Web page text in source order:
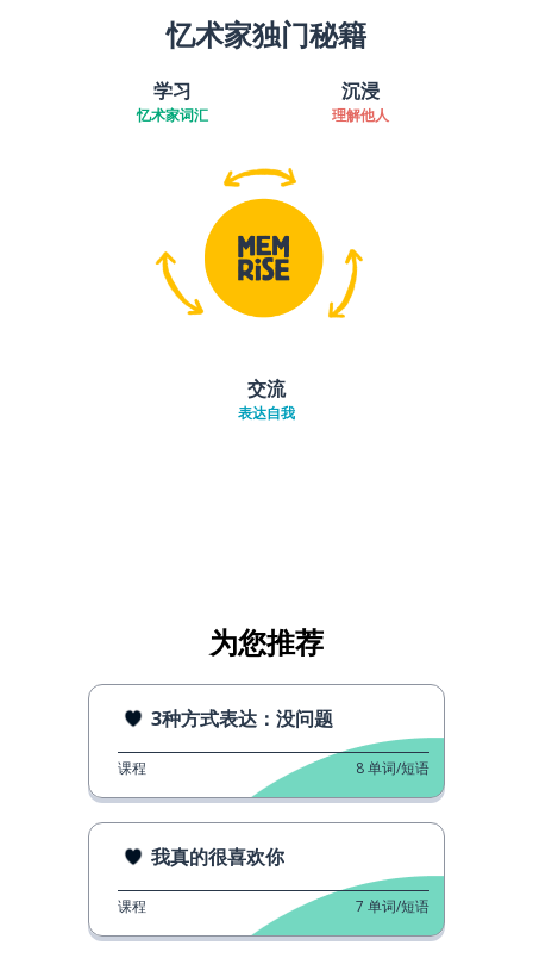
忆术家独门秘籍
学习
忆术家词汇
沉浸
理解他人
交流
表达自我
为您推荐
3种方式表达：没问题
课程 8单词/短语
我真的很喜欢你
课程 7 单词/短语